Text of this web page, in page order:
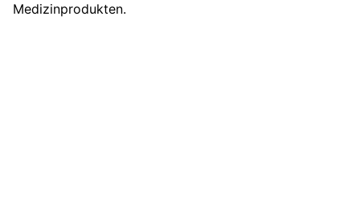
Medizinprodukten.